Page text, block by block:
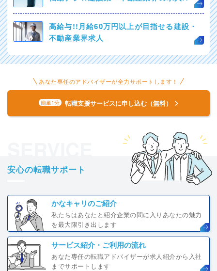
高給与!!月給60万円以上が目指せる建設・
不動産業界求人
あなた専任のアドバイザーが全力サポートします！
簡単1分 転職支援サービスに申し込む（無料）
安心の転職サポート
かなキャリのご紹介
私たちはあなたと紹介企業の間に入りあなたの魅力
を最大限引き出します
サービス紹介・ご利用の流れ
あなた専任の転職アドバイザーが求人紹介から入社
までサポートします